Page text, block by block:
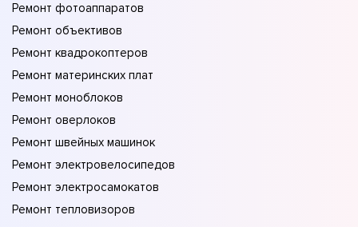
Ремонт фотоаппаратов
Ремонт объективов
Ремонт квадрокоптеров
Ремонт материнских плат
Ремонт моноблоков
Ремонт оверлоков
Ремонт швейных машинок
Ремонт электровелосипедов
Ремонт электросамокатов
Ремонт тепловизоров